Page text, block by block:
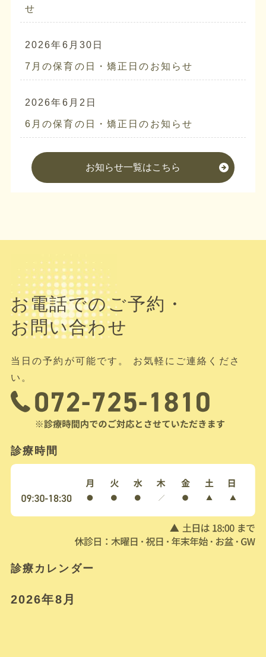
せ
2026年6月30日
7月の保育の日・矯正日のお知らせ
2026年6月2日
6月の保育の日・矯正日のお知らせ
お知らせ一覧はこちら
お電話でのご予約・
お問い合わせ
当日の予約が可能です。 お気軽にご連絡くださ
い。
診療時間
診療カレンダー
2026年8月